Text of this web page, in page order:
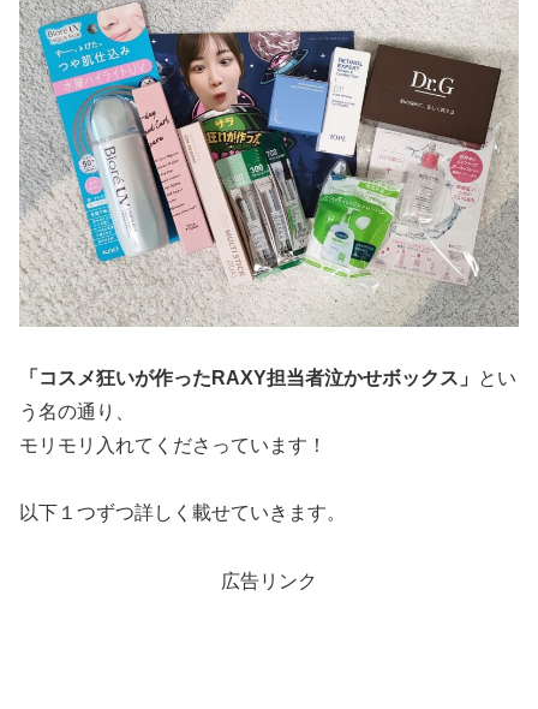
「コスメ狂いが作ったRAXY担当者泣かせボックス」
とい
う名の通り、
モリモリ入れてくださっています！
以下１つずつ詳しく載せていきます。
広告リンク